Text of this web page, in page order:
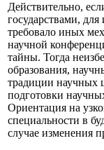
Действительно,
государствами,
требовало иных
научной
тайны. Тогда
образования,
традиции научных
подготовки
Ориентация на
специальности в
случае изменения